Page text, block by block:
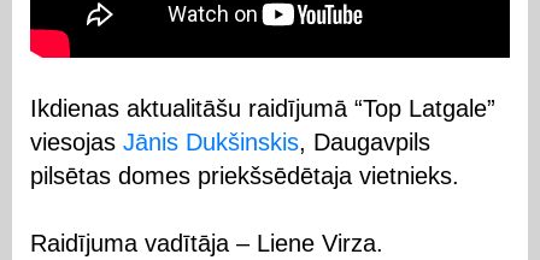
Ikdienas aktualitāšu raidījumā “Top Latgale”
viesojas Jānis Dukšinskis, Daugavpils
pilsētas domes priekšsēdētaja vietnieks.
Raidījuma vadītāja – Liene Virza.